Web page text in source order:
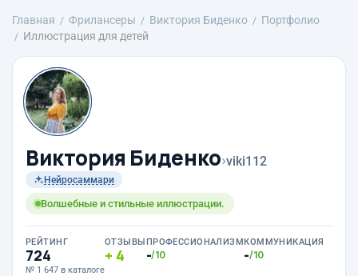
Главная Фрилансеры Виктория Биденко
Портфолио
Иллюстрация для детей
Виктория Биденко›viki112
Нейросаммари
Волшебные и стильные иллюстрации.
РЕЙТИНГ
724
№ 1 647 в каталоге
ОТЗЫВЫ
4
ПРОФЕССИОНАЛИЗМ
-/10
КОММУНИКАЦИЯ
-/10